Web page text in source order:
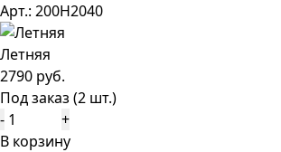
Арт.: 200H2040
Летняя
2790 руб.
Под заказ (2 шт.)
-
+
В корзину